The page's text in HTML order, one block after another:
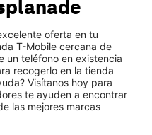
Oxnard, CA 93036
oferta en tu
T-Mobile cercana de
un teléfono en existencia
recogerlo en la tienda
Visítanos hoy para
te ayuden a encontrar
las mejores marcas